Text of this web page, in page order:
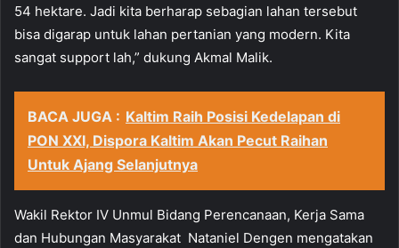
54 hektare. Jadi kita berharap sebagian lahan tersebut
bisa digarap untuk lahan pertanian yang modern. Kita
sangat support lah,” dukung Akmal Malik.
BACA JUGA : Kaltim Raih Posisi Kedelapan di
PON XXI, Dispora Kaltim Akan Pecut Raihan
Untuk Ajang Selanjutnya
Wakil Rektor IV Unmul Bidang Perencanaan, Kerja Sama
dan Hubungan Masyarakat Nataniel Dengen mengatakan